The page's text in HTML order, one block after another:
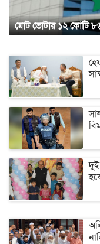
মোট ভোটার ১২ কোটি ৮৬
দুই